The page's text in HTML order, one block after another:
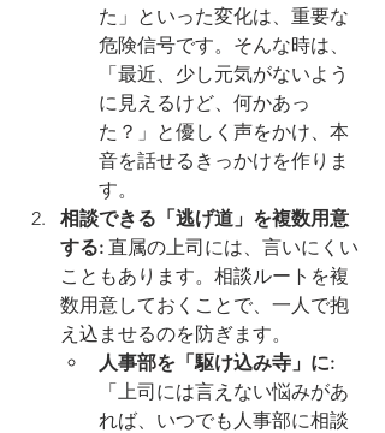
た」といった変化は、重要な
危険信号です。そんな時は、
「最近、少し元気がないよう
に見えるけど、何かあっ
た？」と優しく声をかけ、本
音を話せるきっかけを作りま
す。
相談できる「逃げ道」を複数用意
する: 直属の上司には、言いにくい
こともあります。相談ルートを複
数用意しておくことで、一人で抱
え込ませるのを防ぎます。
人事部を「駆け込み寺」に:
「上司には言えない悩みがあ
れば、いつでも人事部に相談